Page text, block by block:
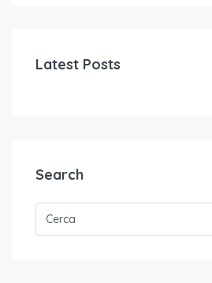
Latest Posts
Search